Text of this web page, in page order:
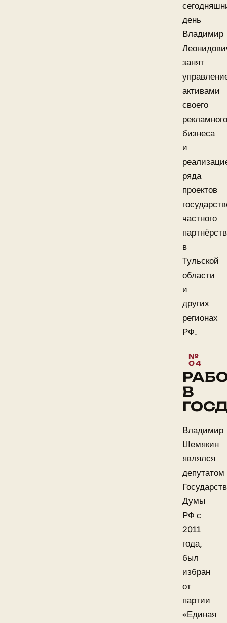
день
Владимир
занят
активами
своего
рекламного
бизнеса
и
ряда
проектов
частного
в
Тульской
области
и
других
регионах
РФ.
В
Владимир
Шемякин
являлся
депутатом
Думы
РФ с
2011
года,
был
избран
от
партии
«Единая